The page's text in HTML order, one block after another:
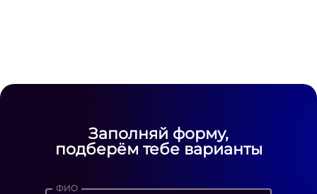
Заполняй форму,
подберём тебе варианты
ФИО